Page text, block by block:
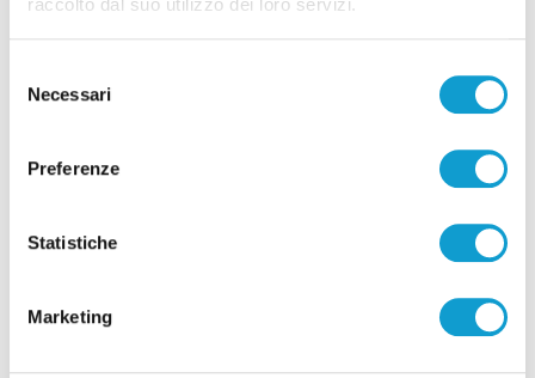
raccolto dal suo utilizzo dei loro servizi.
delNecessari
Preferenze
Statistiche
Marketing
27/04/2026